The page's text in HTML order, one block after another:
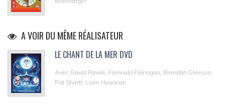
A VOIR DU MÊME RÉALISATEUR
LE CHANT DE LA MER DVD
Avec David Rawle, Fionnula Flanagan, Brendan Gleeson,
Pat Shortt, Liam Hourican